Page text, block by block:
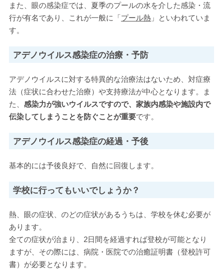
また、眼の感染症では、夏季のプールの水を介した感染・流
行が有名であり、これが一般に「プール熱 」といわれていま
す。
アデノウイルス感染症の治療・予防
アデノウイルスに対する特異的な治療法はないため、対症療
法（症状に合わせた治療）や支持療法が中心となります。ま
た、 感染力が強いウイルスですので、家族内感染や施設内で
伝染してしまうことを防ぐことが重要です。
アデノウイルス感染症の経過・予後
基本的には予後良好で、自然に回復します。
学校に行ってもいいでしょうか？
熱、眼の症状、のどの症状があるうちは、学校を休む必要が
あります。
全ての症状が治まり、2日間を経過すれば登校が可能となり
ますが、その際には、病院・医院での治癒証明書（登校許可
書）が必要となります。